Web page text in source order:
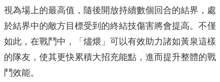
視為場上的最高值，隨後開放持續數個回合的結界，處
於結界中的敵方目標受到的終結技傷害將會提高。不僅
如此，在戰鬥中，「燼煨」可以有效助力諸如黃泉這樣
的隊友，使其更快累積大招充能點，進而提升整體的戰
鬥效能。